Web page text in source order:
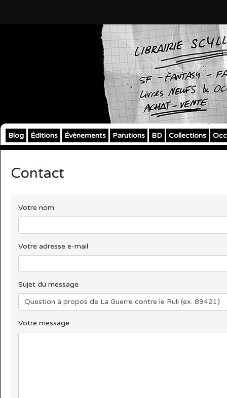
Blog Éditions Évènements Parutions BD Collections
Contact
Votre nom
Votre adresse e-mail
Sujet du message
Votre message